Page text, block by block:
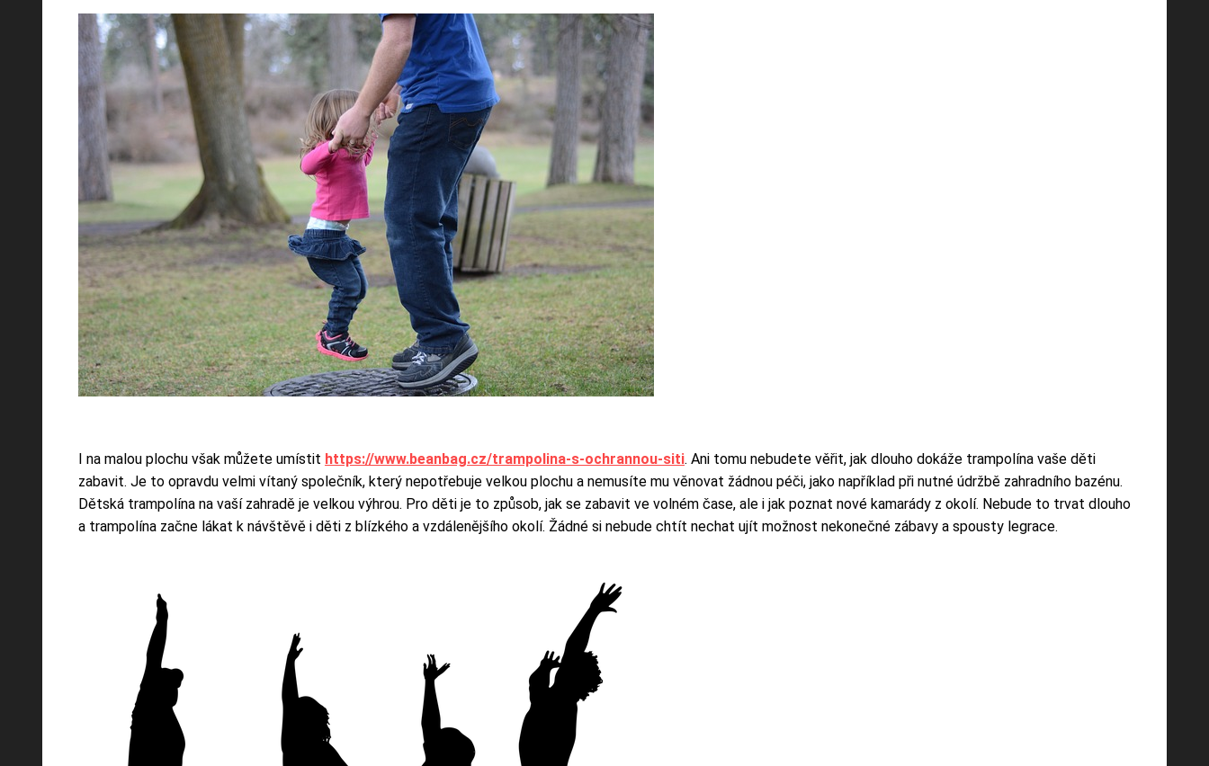
I na malou plochu však můžete umístit https://www.beanbag.cz/trampolina-s-ochrannou-siti. Ani tomu nebudete věřit, jak dlouho dokáže trampolína vaše děti
zabavit. Je to opravdu velmi vítaný společník, který nepotřebuje velkou plochu a nemusíte mu věnovat žádnou péči, jako například při nutné údržbě zahradního bazénu.
Dětská trampolína na vaší zahradě je velkou výhrou. Pro děti je to způsob, jak se zabavit ve volném čase, ale i jak poznat nové kamarády z okolí. Nebude to trvat dlouho
a trampolína začne lákat k návštěvě i děti z blízkého a vzdálenějšího okolí. Žádné si nebude chtít nechat ujít možnost nekonečné zábavy a spousty legrace.